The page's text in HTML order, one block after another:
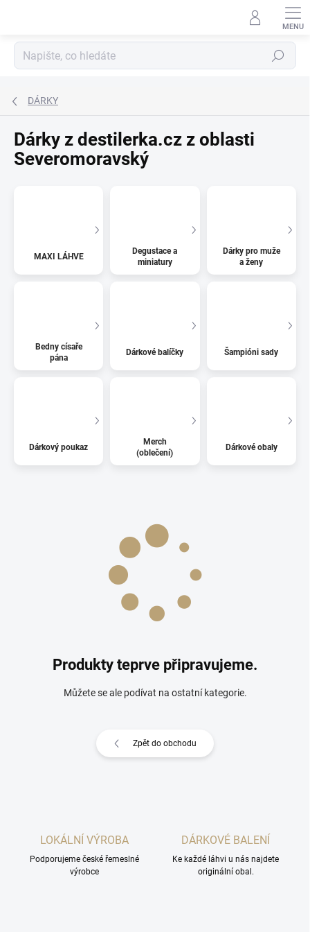
Hledat
DÁRKY
Dárky z destilerka.cz z oblasti
Severomoravský
MAXI LÁHVE
Degustace a
miniatury
Dárky pro muže
a ženy
Bedny císaře
pána
Dárkové balíčky Šampióni sady
Dárkový poukaz
Merch
(oblečení)
Dárkové obaly
Produkty teprve připravujeme.
Můžete se ale podívat na ostatní kategorie.
Zpět do obchodu
LOKÁLNÍ VÝROBA
Podporujeme české řemeslné
výrobce
DÁRKOVÉ BALENÍ
Ke každé láhvi u nás najdete
originální obal.